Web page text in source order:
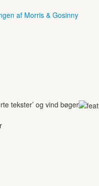
af Morris & Gosinny
tekster’ og vind bøger